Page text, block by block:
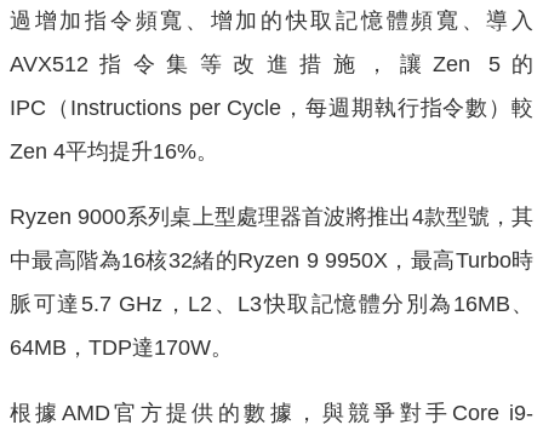
過增加指令頻寬、增加的快取記憶體頻寬、導入
AVX512指令集等改進措施，讓Zen 5的
IPC（Instructions per Cycle，每週期執行指令數）較
Zen 4平均提升16%。
Ryzen 9000系列桌上型處理器首波將推出4款型號，其
中最高階為16核32緒的Ryzen 9 9950X，最高Turbo時
脈可達5.7 GHz，L2、L3快取記憶體分別為16MB、
64MB，TDP達170W。
根據AMD官方提供的數據，與競爭對手Core i9-